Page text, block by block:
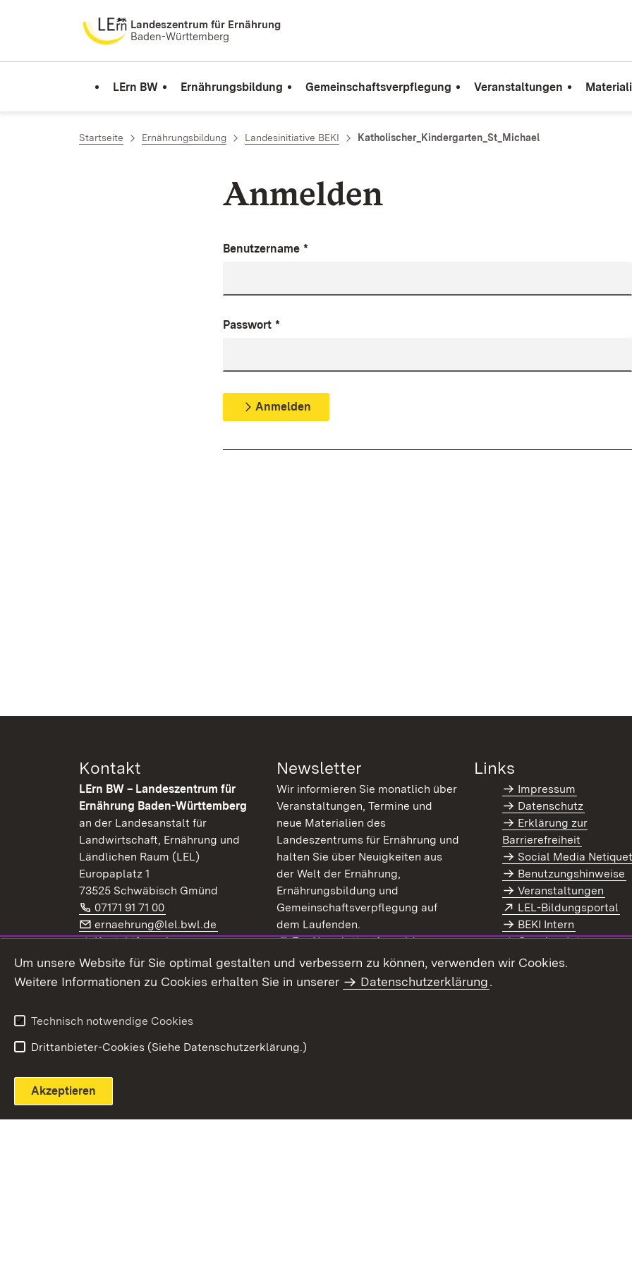
Zum Inhalt springenLandeszentrum für Ernährung
Baden-Württemberg
LErn BW Ernährungsbildung Gemeinschaftsverpflegung Veranstaltungen
Startseite Ernährungsbildung Landesinitiative BEKI Katholischer_Kindergarten_St_Michael
Anmelden
Benutzername *
Passwort *
Anmelden
Kontakt
LErn BW – Landeszentrum für
Ernährung Baden-Württemberg
an der Landesanstalt für
Landwirtschaft, Ernährung und
Ländlichen Raum (LEL)
Europaplatz 1
73525 Schwäbisch Gmünd
Telefon:
07171 91 71 00 (Öffnet in neuem Fenster)
E-Mail:
ernaehrung@lel.bwl.de (Öffnet in neuem Fenster)
Kontaktformular
Extern:
LinkedIn (Öffnet in neuem Fenster)
Newsletter
Wir informieren Sie monatlich über
Veranstaltungen, Termine und
neue Materialien des
Landeszentrums für Ernährung und
halten Sie über Neuigkeiten aus
der Welt der Ernährung,
Ernährungsbildung und
Gemeinschaftsverpflegung auf
dem Laufenden.
Extern:
Zur Newsletter-Anmeldung(Öffnet in neuem Fenster)
Newsletter-Archiv
Links
Impressum
Datenschutz
Erklärung zur
Barrierefreiheit
Social Media
Benutzungshinweise
Veranstaltungen
Extern:
LEL-Bildungsportal
BEKI Intern
Coaches Intern
Intranet
Um unsere Website für Sie optimal gestalten und verbessern zu können, verwenden wir Cookies.
Weitere Informationen zu Cookies erhalten Sie in unserer
Datenschutzerklärung.
Technisch notwendige Cookies
Drittanbieter-Cookies (Siehe Datenschutzerklärung.)
Akzeptieren